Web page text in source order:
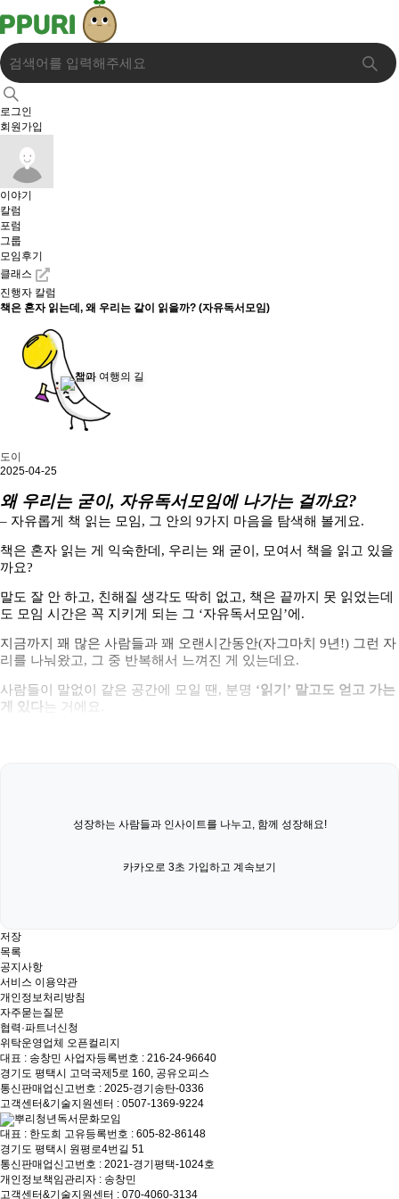
로그인
회원가입
이야기
칼럼
포럼
그룹
모임후기
클래스
진행자 칼럼
책은 혼자 읽는데, 왜 우리는 같이 읽을까? (자유독서모임)
도이
2025-04-25
왜 우리는 굳이, 자유독서모임에 나가는 걸까요?
– 자유롭게 책 읽는 모임, 그 안의 9가지 마음을 탐색해 볼게요.
책은 혼자 읽는 게 익숙한데, 우리는 왜 굳이, 모여서 책을 읽고 있을
까요?
말도 잘 안 하고, 친해질 생각도 딱히 없고, 책은 끝까지 못 읽었는데
도 모임 시간은 꼭 지키게 되는 그 ‘자유독서모임’에.
지금까지 꽤 많은 사람들과 꽤 오랜시간동안(자그마치 9년!) 그런 자
리를 나눠왔고, 그 중 반복해서 느껴진 게 있는데요.
사람들이 말없이 같은 공간에 모일 땐, 분명 ‘읽기’ 말고도 얻고 가는
게 있다는 거에요.
🌿 자유독서모임에 오는 9가지 이유
말은 안 해도 괜찮은 사람들 사이에서가만히 존재해보고 싶은 마음
2. 가벼운 루틴형
“이 정도는 하고 살아야지” 싶은 주말의 의식처럼 참여하는 분들!
루틴은 별 게 아니라, 그런 기분 하나로 만들어지는 거니까요. 읽다
보면 어느새 올 해 목표 책 권수를 다 채우는 분들.
3. 완독부담 회피형
책을 덮었지만 자리를 떠나고 싶진 않았던 날.
이 대화를 나눌 수 있는 공간은 드물어요.
양질의 대화에 부담 없이 참여하고 싶은 분들.
4. 혼자+함께형
혼자 있고 싶을 때, 혼자 있지 않아도 되는 곳.
런 순간이 분명 있어요.
인간은 사회적 동물이라 하죠? 먼 듯 가까운 듯 산뜻한 거리감을 즐
기는 분들.
성장하는 사람들과 인사이트를 나누고, 함께 성장해요!
카카오로 3초 가입하고 계속보기
저장
목록
공지사항
서비스 이용약관
개인정보처리방침
자주묻는질문
협력·파트너신청
위탁운영업체 오픈컬리지
대표 : 송창민 사업자등록번호 : 216-24-96640
경기도 평택시 고덕국제5로 160, 공유오피스
통신판매업신고번호 : 2025-경기송탄-0336
고객센터&기술지원센터 : 0507-1369-9224
뿌리청년독서문화모임
대표 : 한도희 고유등록번호 : 605-82-86148
경기도 평택시 원평로4번길 51
통신판매업신고번호 : 2021-경기평택-1024호
개인정보책임관리자 : 송창민
고객센터&기술지원센터 : 070-4060-3134